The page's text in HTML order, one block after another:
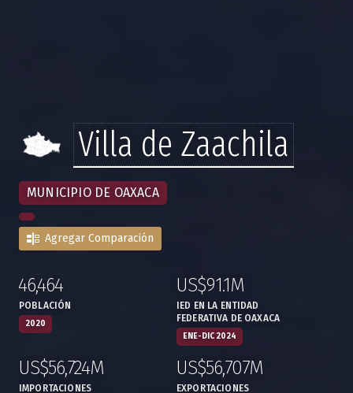
Villa de Zaachila
MUNICIPIO DE OAXACA
Agregar Comparación
2020
:46,464
POBLACIÓN
ENE-DIC 2024
:US$91.1M
IED EN LA ENTIDAD
FEDERATIVA DE OAXACA
:US$56,724M
IMPORTACIONES
:US$56,707M
EXPORTACIONES